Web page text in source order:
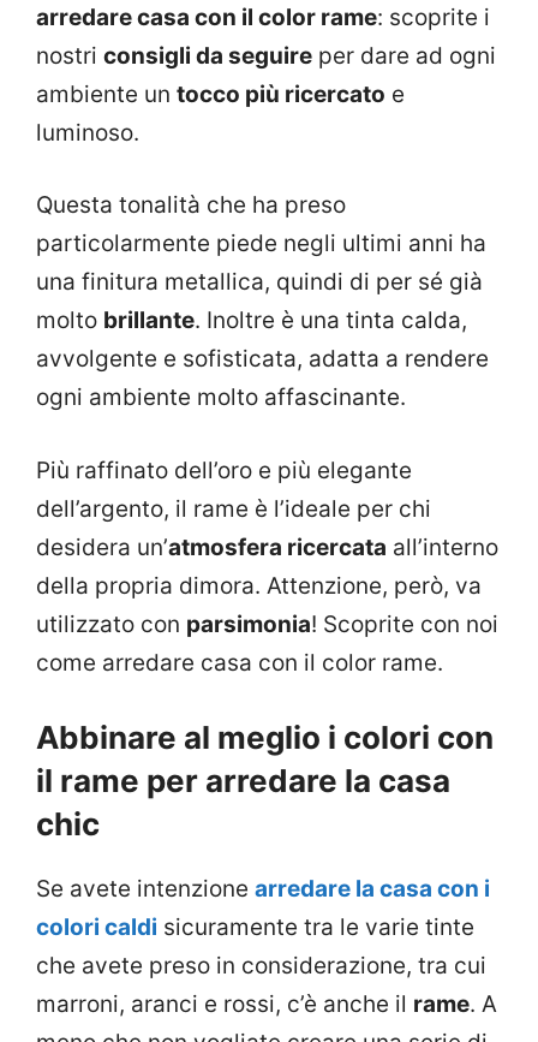
arredare casa con il color rame: scoprite i
nostri consigli da seguire per dare ad ogni
ambiente un tocco più ricercato e
luminoso.
Questa tonalità che ha preso
particolarmente piede negli ultimi anni ha
una finitura metallica, quindi di per sé già
molto brillante. Inoltre è una tinta calda,
avvolgente e sofisticata, adatta a rendere
ogni ambiente molto affascinante.
Più raffinato dell’oro e più elegante
dell’argento, il rame è l’ideale per chi
desidera un’atmosfera ricercata all’interno
della propria dimora. Attenzione, però, va
utilizzato con parsimonia! Scoprite con noi
come arredare casa con il color rame.
Abbinare al meglio i colori con
il rame per arredare la casa
chic
Se avete intenzione arredare la casa con i
colori caldi sicuramente tra le varie tinte
che avete preso in considerazione, tra cui
marroni, aranci e rossi, c’è anche il rame. A